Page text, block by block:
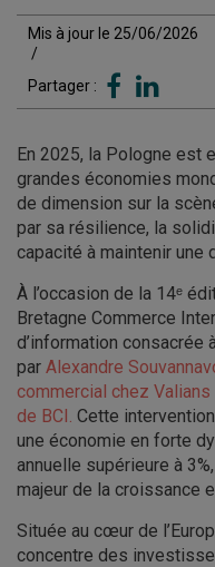
Mis à jour le 25/06/2026
/
Partager :
En 2025, la Pologne est
grandes économies
de dimension sur la
par sa résilience, la
capacité à maintenir une
À l’occasion de la 14ᵉ
Bretagne Commerce
d’information consacrée
par Alexandre
commercial chez
de BCI. Cette
une économie en forte
annuelle supérieure à
majeur de la croissance
Située au cœur de
concentre des